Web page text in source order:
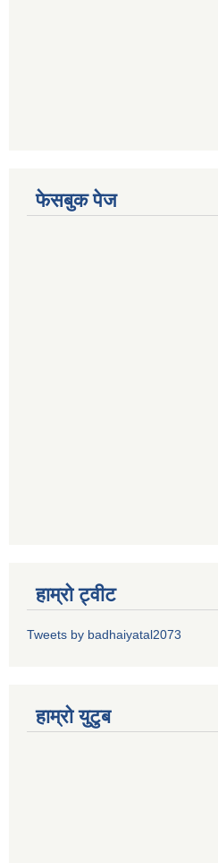
फेसबुक पेज
हाम्रो ट्वीट
Tweets by badhaiyatal2073
हाम्रो युटुब